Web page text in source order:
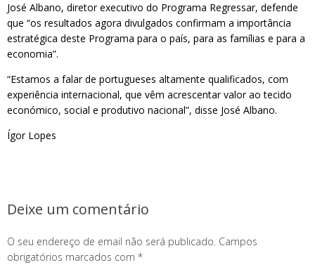
José Albano, diretor executivo do Programa Regressar, defende
que “os resultados agora divulgados confirmam a importância
estratégica deste Programa para o país, para as famílias e para a
economia”.
“Estamos a falar de portugueses altamente qualificados, com
experiência internacional, que vêm acrescentar valor ao tecido
económico, social e produtivo nacional”, disse José Albano.
Ígor Lopes
Deixe um comentário
O seu endereço de email não será publicado. Campos
obrigatórios marcados com *